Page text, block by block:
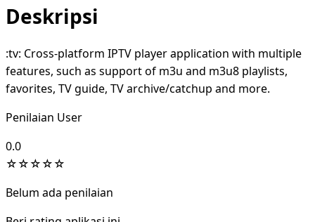
Deskripsi
:tv: Cross-platform IPTV player application with multiple
features, such as support of m3u and m3u8 playlists,
favorites, TV guide, TV archive/catchup and more.
Penilaian User
0.0
☆☆☆☆☆
Belum ada penilaian